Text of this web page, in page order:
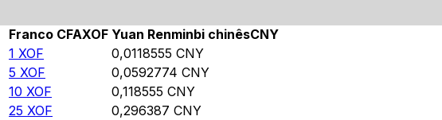
Franco CFAXOF Yuan Renminbi chinêsCNY
1 XOF 0,0118555 CNY
5 XOF 0,0592774 CNY
10 XOF 0,118555 CNY
25 XOF 0,296387 CNY